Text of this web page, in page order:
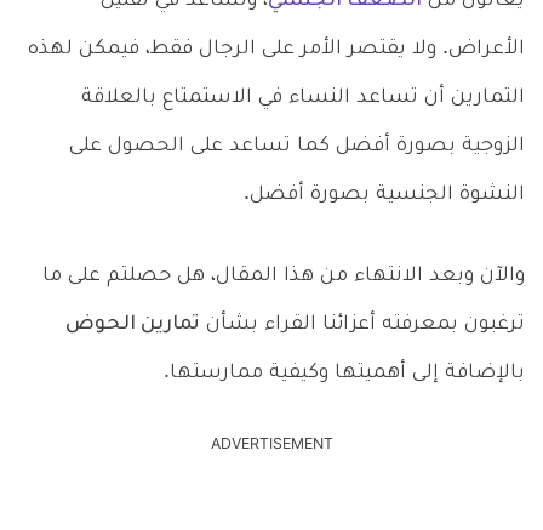
الأعراض. ولا يقتصر الأمر على الرجال فقط، فيمكن لهذه
التمارين أن تساعد النساء في الاستمتاع بالعلاقة
الزوجية بصورة أفضل كما تساعد على الحصول على
النشوة الجنسية بصورة أفضل.
والآن وبعد الانتهاء من هذا المقال، هل حصلتم على ما
ترغبون بمعرفته أعزائنا القراء بشأن تمارين الحوض
بالإضافة إلى أهميتها وكيفية ممارستها.
ADVERTISEMENT